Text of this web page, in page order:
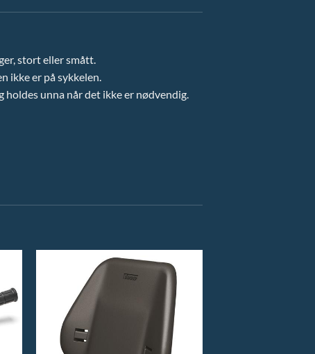
stort eller smått.
ikke er på sykkelen.
holdes unna når det ikke er nødvendig.